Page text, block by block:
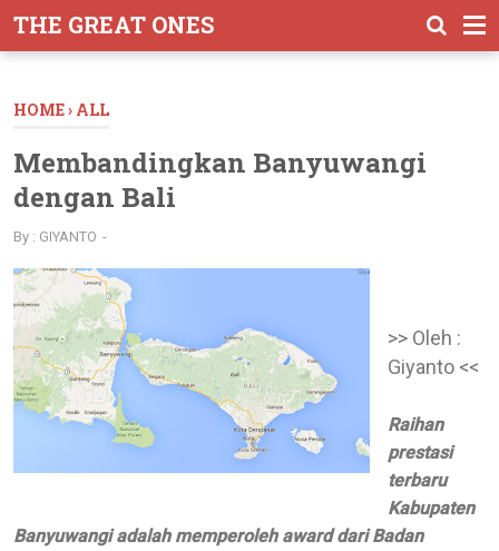
THE GREAT ONES
HOME› ALL
Membandingkan Banyuwangi
dengan Bali
By : GIYANTO
>> Oleh :
Giyanto <<
Raihan
prestasi
terbaru
Kabupaten
Banyuwangi adalah memperoleh award dari Badan